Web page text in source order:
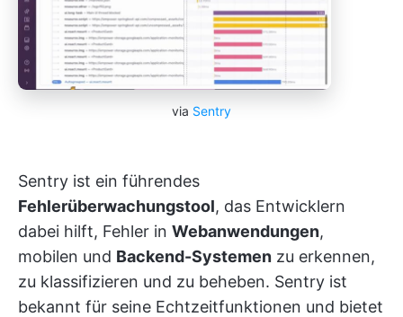
via Sentry
Sentry ist ein führendes
Fehlerüberwachungstool, das Entwicklern
dabei hilft, Fehler in Webanwendungen,
mobilen und Backend-Systemen zu erkennen,
zu klassifizieren und zu beheben. Sentry ist
bekannt für seine Echtzeitfunktionen und bietet